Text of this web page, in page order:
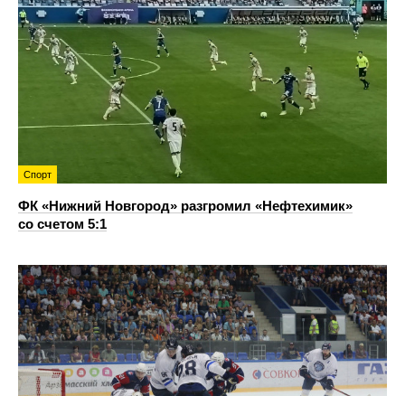
Спорт
ФК «Нижний Новгород» разгромил «Нефтехимик»
со счетом 5:1